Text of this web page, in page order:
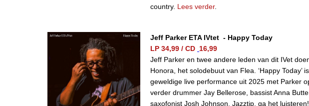
country. Lees verder.
Jeff Parker ETA IVtet - Happy Today
LP 34,99 / CD 16,99
Jeff Parker en twee andere leden van dit IVet
Honora, het solodebuut van Flea. ‘Happy Today’
geweldige live performance uit 2025 met Parker
verder drummer Jay Bellerose, bassist Anna
saxofonist Josh Johnson. Jazztip, ga het luisteren!